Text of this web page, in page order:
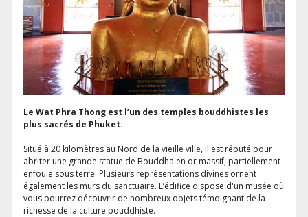
Le Wat Phra Thong est l’un des temples bouddhistes les
plus sacrés de Phuket.
Situé à 20 kilomètres au Nord de la vieille ville, il est réputé pour
abriter une grande statue de Bouddha en or massif, partiellement
enfouie sous terre. Plusieurs représentations divines ornent
également les murs du sanctuaire. L’édifice dispose d'un musée où
vous pourrez découvrir de nombreux objets témoignant de la
richesse de la culture bouddhiste.